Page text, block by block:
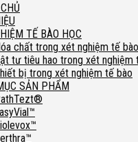
TẾ BÀO HỌC
chất trong xét nghiệm tế bào
tư tiêu hao trong xét nghiệm
bị trong xét nghiệm tế bào
SẢN PHẨM